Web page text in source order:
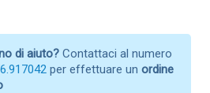
di aiuto? Contattaci al numero
per effettuare un ordine